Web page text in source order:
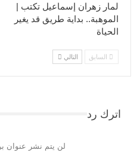
لمار زهران إسماعيل تكتب |
الموهبة.. بداية طريق قد يغير
الحياة
السابق التالي
اترك رد
لن يتم نشر عنوان